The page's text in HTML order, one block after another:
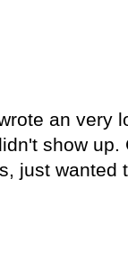
an very
show up.
just wanted